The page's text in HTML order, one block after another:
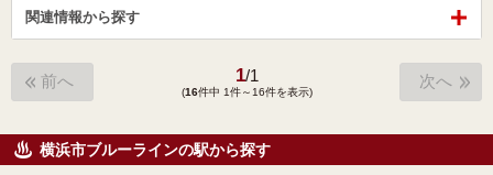
関連情報から探す
前へ 1/1
(16件中 1件～16件を表示)
次へ
横浜市ブルーラインの駅から探す